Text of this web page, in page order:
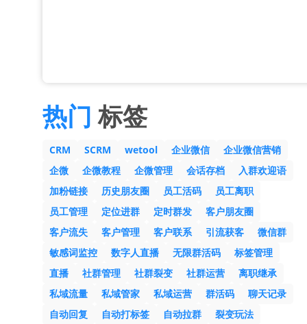
热门 标签
CRM SCRM wetool 企业微信
企业微信营销
企微
企微教程 企微管理 会话存档
入群欢迎语
加粉链接
历史朋友圈 员工活码
员工离职
员工管理
定位进群 定时群发
客户朋友圈
客户流失
客户管理 客户联系 引流获客
微信群
敏感词监控
数字人直播 无限群活码
标签管理
直播
社群管理 社群裂变 社群运营
离职继承
私域流量
私域管家 私域运营 群活码
聊天记录
自动回复
自动打标签 自动拉群
裂变玩法